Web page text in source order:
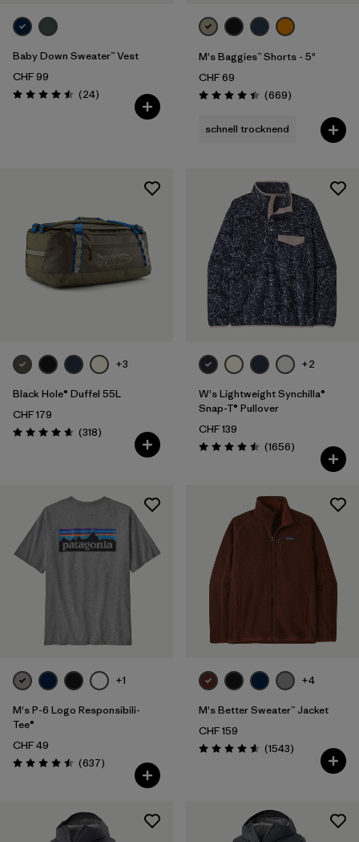
Baby Down Sweater™ Vest
CHF 99
Bewertung: 4.5 / 5
(24Rezensionen
)
M's Baggies™ Shorts - 5"
CHF 69
Bewertung: 4.4 / 5
(669Rezensionen
)
schnell trocknend
+3
Black Hole® Duffel 55L
CHF 179
Bewertung: 4.7 / 5
(318Rezensionen
)
+2
W's Lightweight Synchilla®
Snap-T® Pullover
CHF 139
Bewertung: 4.5 / 5
(1656Rezensionen
)
+1
M's P-6 Logo Responsibili-
Tee®
CHF 49
Bewertung: 4.5 / 5
(637Rezensionen
)
+4
M's Better Sweater™ Jacket
CHF 159
Bewertung: 4.6 / 5
(1543Rezensionen
)